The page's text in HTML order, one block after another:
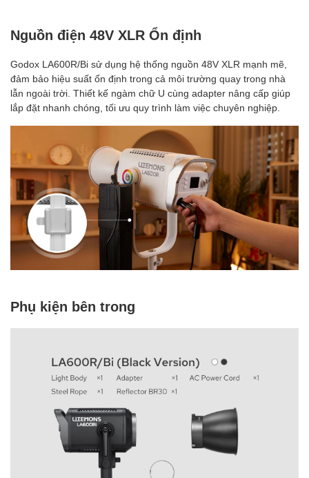
Nguồn điện 48V XLR Ổn định
Godox LA600R/Bi sử dụng hệ thống nguồn 48V XLR mạnh mẽ,
đảm bảo hiệu suất ổn định trong cả môi trường quay trong nhà
lẫn ngoài trời. Thiết kế ngàm chữ U cùng adapter nâng cấp giúp
lắp đặt nhanh chóng, tối ưu quy trình làm việc chuyên nghiệp.
Phụ kiện bên trong